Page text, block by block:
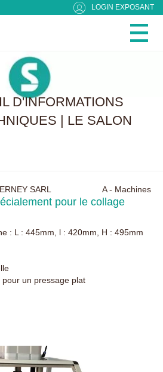
LOGIN EXPOSANT
D'INFORMATIONS
| LE SALON
SARL A - Machines
pour le collage
: L : 445mm, l : 420mm, H : 495mm
un pressage plat